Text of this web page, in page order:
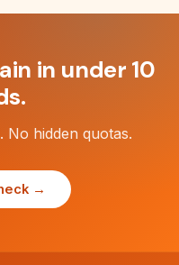
in under 10
No hidden quotas.
→